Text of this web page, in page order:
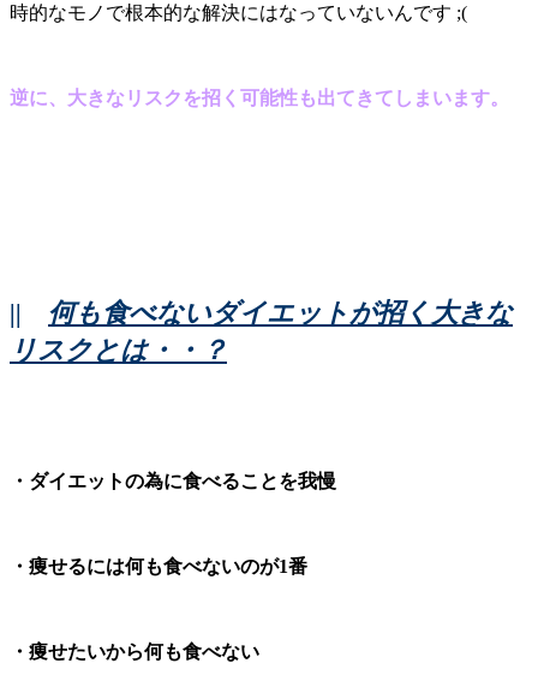
時的なモノで根本的な解決にはなっていないんです ;(
逆に、大きなリスクを招く可能性も出てきてしまいます。
|| 何も食べないダイエットが招く大きな
リスクとは・・？
・ダイエットの為に食べることを我慢
・痩せるには何も食べないのが1番
・痩せたいから何も食べない